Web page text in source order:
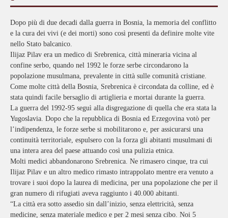
Dopo più di due decadi dalla guerra in Bosnia, la memoria del conflitto
e la cura dei vivi (e dei morti) sono così presenti da definire molte vite
nello Stato balcanico.
Ilijaz Pilav era un medico di Srebrenica, città mineraria vicina al
confine serbo, quando nel 1992 le forze serbe circondarono la
popolazione musulmana, prevalente in città sulle comunità cristiane.
Come molte città della Bosnia, Srebrenica è circondata da colline, ed è
stata quindi facile bersaglio di artiglieria e mortai durante la guerra.
La guerra del 1992-95 seguì alla disgregazione di quella che era stata la
Yugoslavia. Dopo che la repubblica di Bosnia ed Erzegovina votò per
l’indipendenza, le forze serbe si mobilitarono e, per assicurarsi una
continuità territoriale, espulsero con la forza gli abitanti musulmani di
una intera area del paese attuando così una pulizia etnica.
Molti medici abbandonarono Srebrenica. Ne rimasero cinque, tra cui
Ilijaz Pilav e un altro medico rimasto intrappolato mentre era venuto a
trovare i suoi dopo la laurea di medicina, per una popolazione che per il
gran numero di rifugiati aveva raggiunto i 40.000 abitanti.
“La città era sotto assedio sin dall’inizio, senza elettricità, senza
medicine, senza materiale medico e per 2 mesi senza cibo. Noi 5